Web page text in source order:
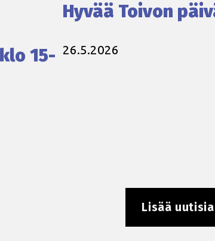
15-
Hyvää Toivon
26.5.2026
Lisää uutisia